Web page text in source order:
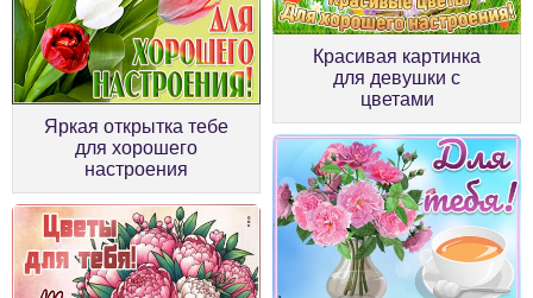
Яркая открытка тебе
для хорошего
настроения
Красивая картинка
для девушки с
цветами